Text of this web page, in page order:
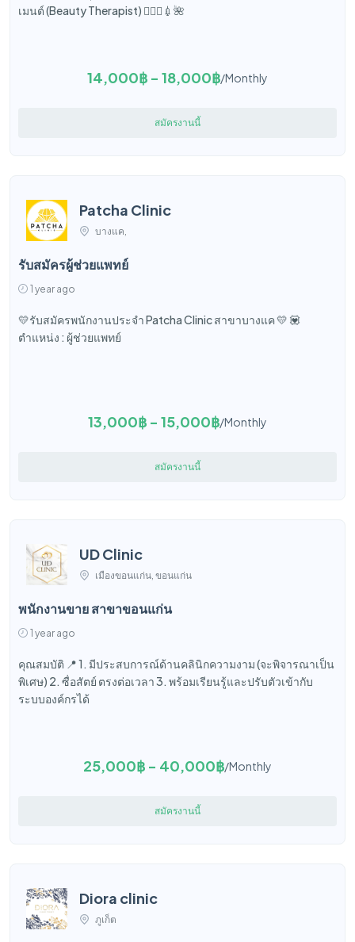
เมนต์ (Beauty Therapist) 🧑🏻‍⚕️💉🌺
14,000฿ - 18,000฿/Monthly
สมัครงานนี้
Patcha Clinic
บางแค,
รับสมัครผู้ช่วยแพทย์
1 year ago
💛รับสมัครพนักงานประจำ Patcha Clinic สาขาบางแค 💛 💟
ตำแหน่ง : ผู้ช่วยแพทย์
13,000฿ - 15,000฿/Monthly
สมัครงานนี้
UD Clinic
เมืองขอนแก่น, ขอนแก่น
พนักงานขาย สาขาขอนแก่น
1 year ago
คุณสมบัติ 📍 1. มีประสบการณ์ด้านคลินิกความงาม (จะพิจารณาเป็น
พิเศษ) 2. ซื่อสัตย์ ตรงต่อเวลา 3. พร้อมเรียนรู้และปรับตัวเข้ากับ
ระบบองค์กรได้
25,000฿ - 40,000฿/Monthly
สมัครงานนี้
Diora clinic
ภูเก็ต